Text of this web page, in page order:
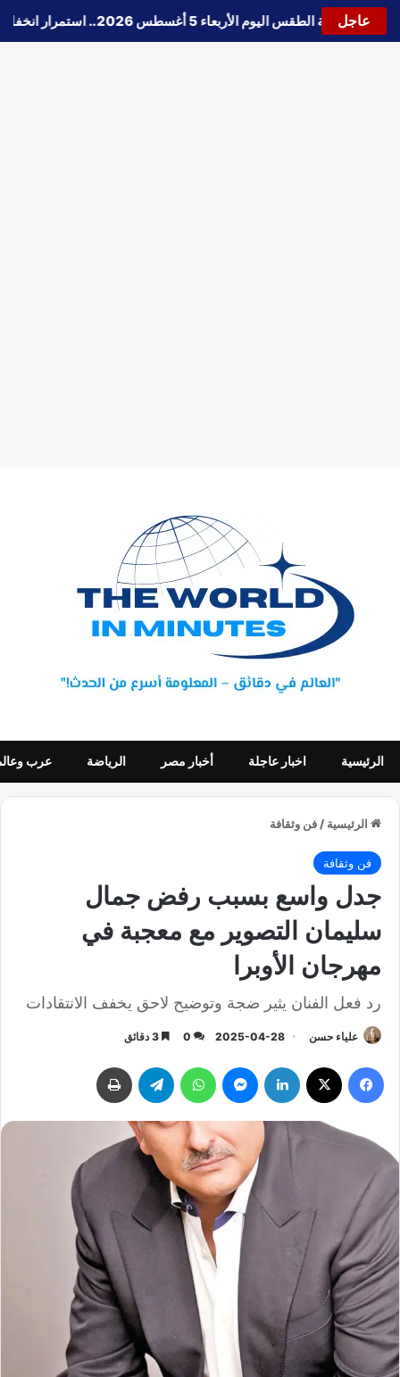
عاجل 🔵حالة الطقس اليوم الأربعاء 5 أغسطس 2026.. استمرار انخفاض الحرارة وتحذيرات من الشبورة واضطراب الملاحة
الرئيسية اخبار عاجلة أخبار مصر الرياضة عرب
الرئيسية / فن وثقافة
فن وثقافة
جدل واسع بسبب رفض جمال
سليمان التصوير مع معجبة في
مهرجان الأوبرا
رد فعل الفنان يثير ضجة وتوضيح لاحق يخفف الانتقادات
علياء حسن 2025-04-28
0